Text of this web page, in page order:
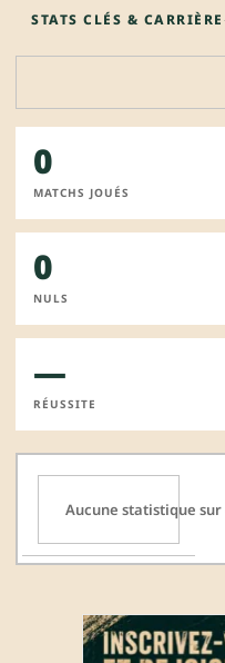
STATS CLÉS & CARRIÈRE
0
MATCHS JOUÉS
0
NULS
—
RÉUSSITE
Aucune statistique